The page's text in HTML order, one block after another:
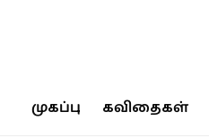
முகப்பு கவிதைகள்